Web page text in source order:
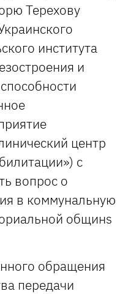
Терехову
института
и
центр
с
вопрос о
в коммунальную
общинs
обращения
передачи